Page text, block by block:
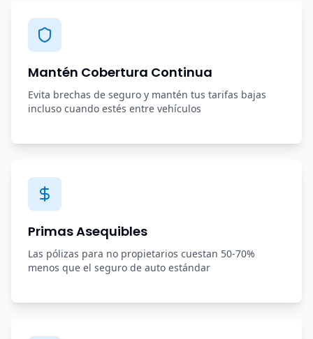
Mantén Cobertura Continua
Evita brechas de seguro y mantén tus tarifas bajas
incluso cuando estés entre vehículos
Primas Asequibles
Las pólizas para no propietarios cuestan 50-70%
menos que el seguro de auto estándar